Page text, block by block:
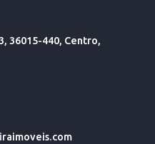
36015-440, Centro,